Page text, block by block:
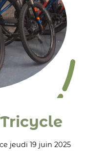
jeudi 19 juin 2025